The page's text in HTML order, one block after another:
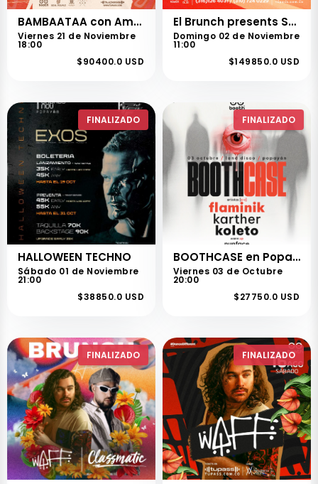
BAMBAATAA con Amémé en cali
Viernes 21 de Noviembre
18:00
$90400.0 USD
El Brunch presents SÉBASTIEN LÉGER
Domingo 02 de Noviembre
11:00
$149850.0 USD
FINALIZADO
HALLOWEEN TECHNO
Sábado 01 de Noviembre
21:00
$38850.0 USD
FINALIZADO
BOOTHCASE en Popayán
Viernes 03 de Octubre
20:00
$27750.0 USD
FINALIZADO FINALIZADO